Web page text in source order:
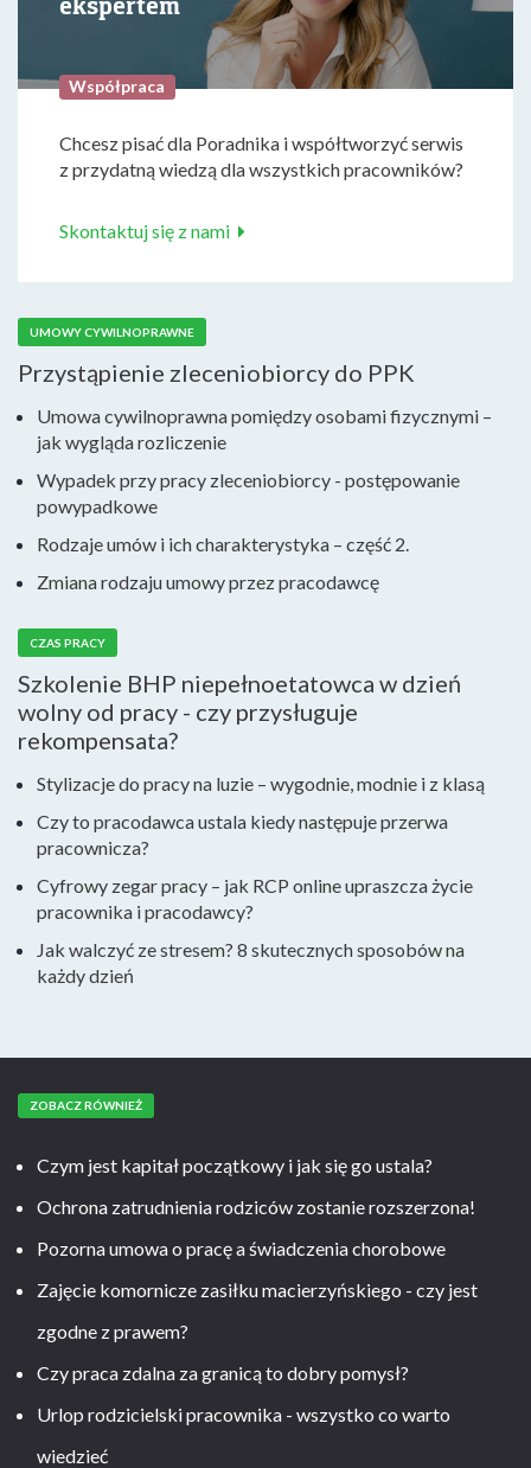
Współpraca
Chcesz pisać dla Poradnika i współtworzyć serwis
z przydatną wiedzą dla wszystkich pracowników?
Skontaktuj się z nami
UMOWY CYWILNOPRAWNE
Przystąpienie zleceniobiorcy do PPK
Umowa cywilnoprawna pomiędzy osobami fizycznymi –
jak wygląda rozliczenie
Wypadek przy pracy zleceniobiorcy - postępowanie
powypadkowe
Rodzaje umów i ich charakterystyka – część 2.
Zmiana rodzaju umowy przez pracodawcę
CZAS PRACY
Szkolenie BHP niepełnoetatowca w dzień
wolny od pracy - czy przysługuje
rekompensata?
Stylizacje do pracy na luzie – wygodnie, modnie i z klasą
Czy to pracodawca ustala kiedy następuje przerwa
pracownicza?
Cyfrowy zegar pracy – jak RCP online upraszcza życie
pracownika i pracodawcy?
Jak walczyć ze stresem? 8 skutecznych sposobów na
każdy dzień
ZOBACZ RÓWNIEŻ
Czym jest kapitał początkowy i jak się go ustala?
Ochrona zatrudnienia rodziców zostanie rozszerzona!
Pozorna umowa o pracę a świadczenia chorobowe
Zajęcie komornicze zasiłku macierzyńskiego - czy jest
zgodne z prawem?
Czy praca zdalna za granicą to dobry pomysł?
Urlop rodzicielski pracownika - wszystko co warto
wiedzieć